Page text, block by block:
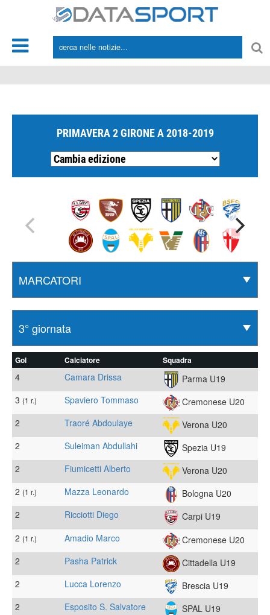
PRIMAVERA 2 GIRONE A 2018-2019
Gol Calciatore Squadra
4 Camara Drissa
Parma U19
3 (1 r.) Spaviero Tommaso
Cremonese U20
2
Traoré Abdoulaye
Verona U20
2
Suleiman Abdullahi
Spezia U19
2
Fiumicetti Alberto
Verona U20
2 (1 r.) Mazza Leonardo
Bologna U20
2
Ricciotti Diego
Carpi U19
2 (1 r.) Amadio Marco
Cremonese U20
2
Pasha Patrick
Cittadella U19
2
Lucca Lorenzo
Brescia U19
2
Esposito S. Salvatore
SPAL U19